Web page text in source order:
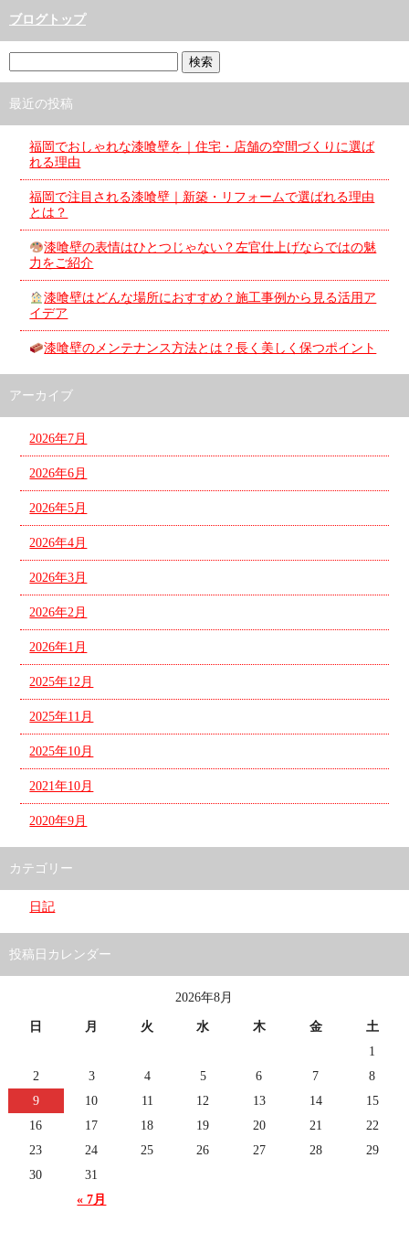
ブログトップ
最近の投稿
福岡でおしゃれな漆喰壁を｜住宅・店舗の空間づくりに選ば
れる理由
福岡で注目される漆喰壁｜新築・リフォームで選ばれる理由
とは？
漆喰壁の表情はひとつじゃない？左官仕上げならではの魅
力をご紹介
漆喰壁はどんな場所におすすめ？施工事例から見る活用ア
イデア
漆喰壁のメンテナンス方法とは？長く美しく保つポイント
アーカイブ
2026年7月
2026年6月
2026年5月
2026年4月
2026年3月
2026年2月
2026年1月
2025年12月
2025年11月
2025年10月
2021年10月
2020年9月
カテゴリー
日記
投稿日カレンダー
2026年8月
日 月 火 水 木 金 土
« 7月
1
2
3 4 5 6 7
8
9
10 11 12 13 14
15
16
17 18 19 20 21
22
23
24 25 26 27 28
29
30
31